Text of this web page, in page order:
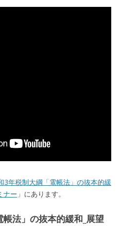
3年税制大綱「電帳法」の抜本的緩
ナー 」にあります。
法」の抜本的緩和_展望